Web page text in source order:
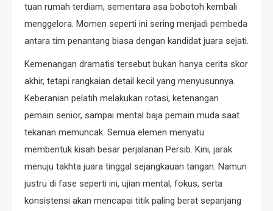
tuan rumah terdiam, sementara asa bobotoh kembali
menggelora. Momen seperti ini sering menjadi pembeda
antara tim penantang biasa dengan kandidat juara sejati.
Kemenangan dramatis tersebut bukan hanya cerita skor
akhir, tetapi rangkaian detail kecil yang menyusunnya.
Keberanian pelatih melakukan rotasi, ketenangan
pemain senior, sampai mental baja pemain muda saat
tekanan memuncak. Semua elemen menyatu
membentuk kisah besar perjalanan Persib. Kini, jarak
menuju takhta juara tinggal sejangkauan tangan. Namun
justru di fase seperti ini, ujian mental, fokus, serta
konsistensi akan mencapai titik paling berat sepanjang